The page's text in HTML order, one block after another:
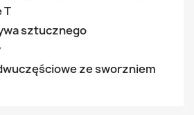
T
sztucznego
ze sworzniem